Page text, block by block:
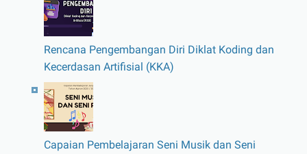
Rencana Pengembangan Diri Diklat Koding dan
Kecerdasan Artifisial (KKA)
Capaian Pembelajaran Seni Musik dan Seni